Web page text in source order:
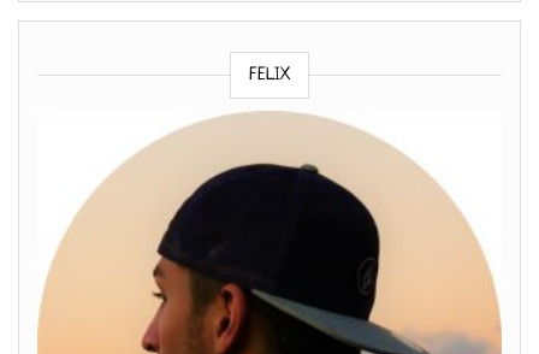
FELIX